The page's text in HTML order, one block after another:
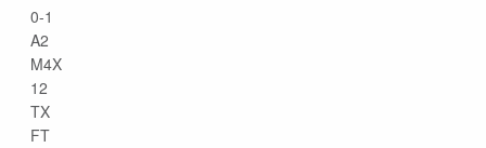
0-1
A2
M4X
12
TX
FT